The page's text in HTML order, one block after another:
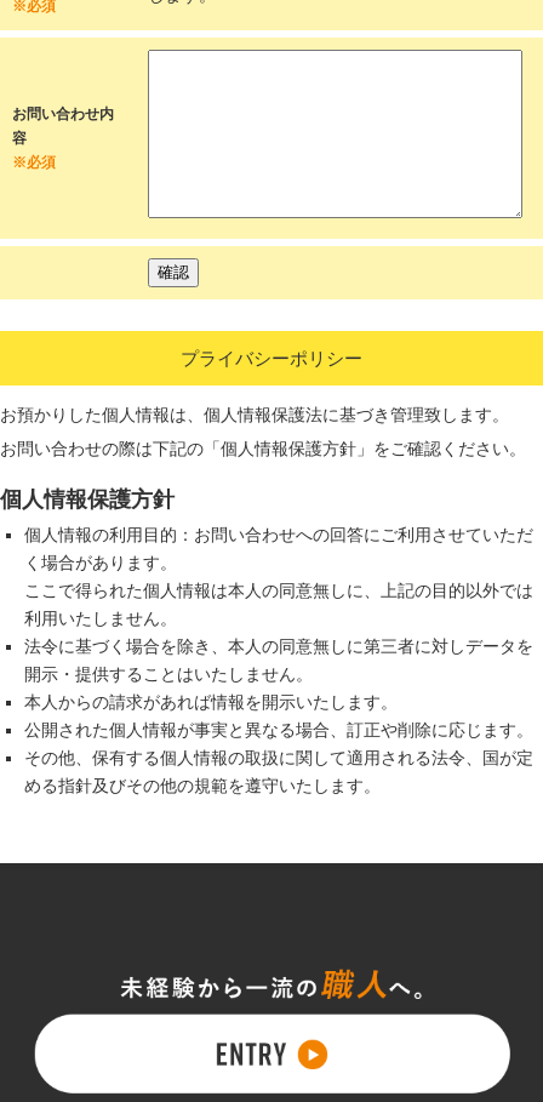
※必須
お問い合わせ内
容
※必須
プライバシーポリシー
お預かりした個人情報は、個人情報保護法に基づき管理致します。
お問い合わせの際は下記の「個人情報保護方針」をご確認ください。
個人情報保護方針
個人情報の利用目的：お問い合わせへの回答にご利用させていただ
く場合があります。
ここで得られた個人情報は本人の同意無しに、上記の目的以外では
利用いたしません。
法令に基づく場合を除き、本人の同意無しに第三者に対しデータを
開示・提供することはいたしません。
本人からの請求があれば情報を開示いたします。
公開された個人情報が事実と異なる場合、訂正や削除に応じます。
その他、保有する個人情報の取扱に関して適用される法令、国が定
める指針及びその他の規範を遵守いたします。